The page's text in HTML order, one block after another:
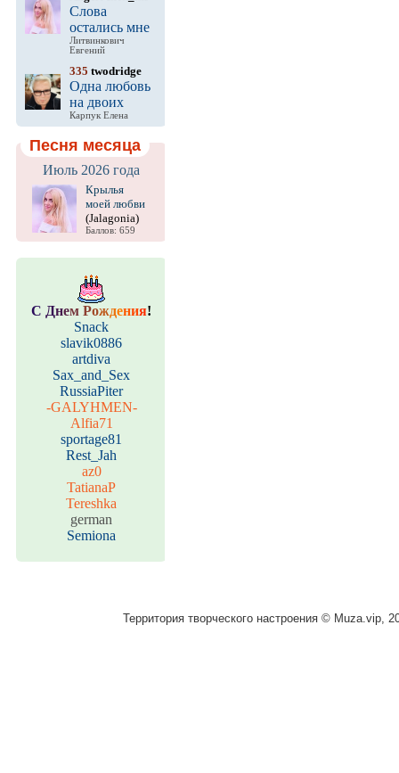
Слова
остались мне
Литвинкович
Евгений
335 twodridge
Одна любовь
на двоих
Карпук Елена
Песня месяца
Июль 2026 года
Крылья
моей любви
(Jalagonia)
Баллов: 659
С Днем Рождения!
Snack
slavik0886
artdiva
Sax_and_Sex
RussiaPiter
-GALYHMEN-
Alfia71
sportage81
Rest_Jah
az0
TatianaP
Tereshka
german
Semiona
Территория творческого настроения © Muza.vip,